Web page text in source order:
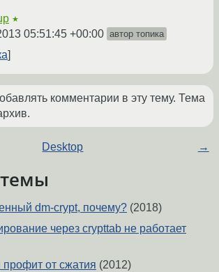
★
05:51:45 +00:00 автор топика
комментарии в эту тему. Тема
Desktop →
dm-crypt, почему? (2018)
через crypttab не работает
профит от сжатия (2012)